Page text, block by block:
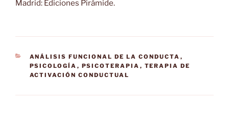
Madrid: Ediciones Pirámide.
CATEGORÍAS
ANÁLISIS FUNCIONAL DE LA CONDUCTA ,
PSICOLOGÍA , PSICOTERAPIA , TERAPIA DE
ACTIVACIÓN CONDUCTUAL